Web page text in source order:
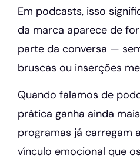
Em podcasts, isso
da marca aparece de
parte da conversa —
bruscas ou inserções
Quando falamos de
prática ganha ainda
programas já carregam
vínculo emocional que